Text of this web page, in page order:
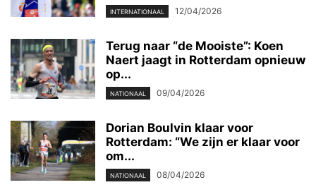
INTERNATIONAAL 12/04/2026
Terug naar “de Mooiste”: Koen
Naert jaagt in Rotterdam opnieuw
op...
NATIONAAL 09/04/2026
Dorian Boulvin klaar voor
Rotterdam: “We zijn er klaar voor
om...
NATIONAAL 08/04/2026